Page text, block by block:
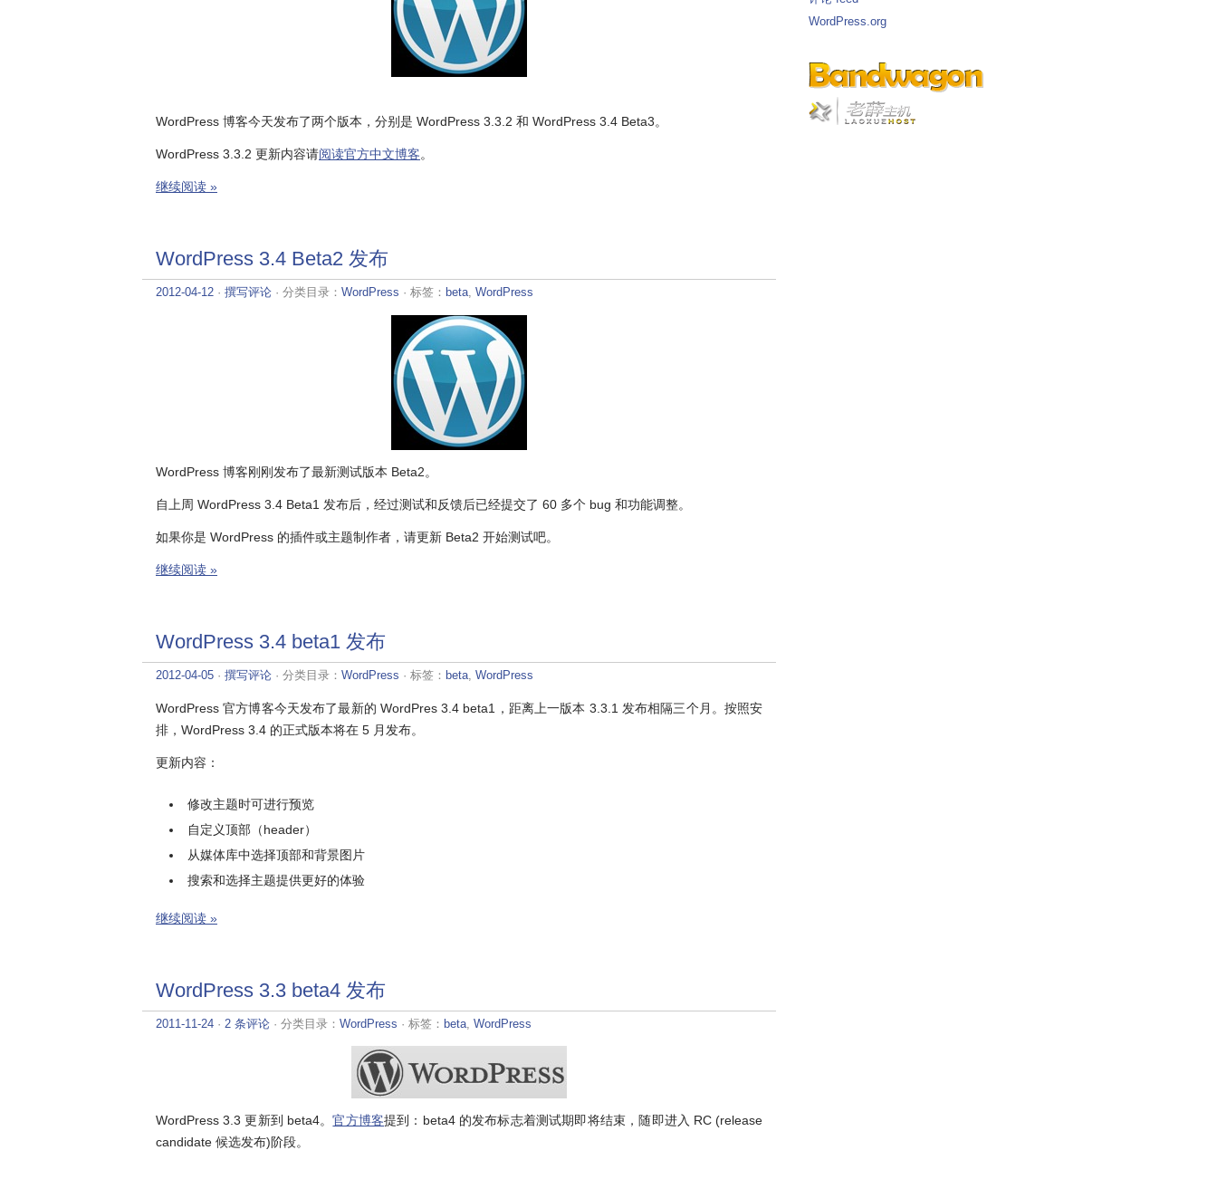
WordPress 博客今天发布了两个版本，分别是 WordPress 3.3.2 和 WordPress 3.4 Beta3。
WordPress 3.3.2 更新内容请阅读官方中文博客。
继续阅读 »
WordPress 3.4 Beta2 发布
2012-04-12 · 撰写评论 · 分类目录： WordPress · 标签： beta, WordPress
WordPress 博客刚刚发布了最新测试版本 Beta2。
自上周 WordPress 3.4 Beta1 发布后，经过测试和反馈后已经提交了 60 多个 bug 和功能调整。
如果你是 WordPress 的插件或主题制作者，请更新 Beta2 开始测试吧。
继续阅读 »
WordPress 3.4 beta1 发布
2012-04-05 · 撰写评论 · 分类目录： WordPress · 标签： beta, WordPress
WordPress 官方博客今天发布了最新的 WordPres 3.4 beta1，距离上一版本 3.3.1 发布相隔三个月。按照安
排，WordPress 3.4 的正式版本将在 5 月发布。
更新内容：
修改主题时可进行预览
自定义顶部（header）
从媒体库中选择顶部和背景图片
搜索和选择主题提供更好的体验
继续阅读 »
WordPress 3.3 beta4 发布
2011-11-24 · 2 条评论 · 分类目录： WordPress · 标签： beta, WordPress
WordPress 3.3 更新到 beta4。官方博客提到：beta4 的发布标志着测试期即将结束，随即进入 RC (release
candidate 候选发布)阶段。
WordPress.org